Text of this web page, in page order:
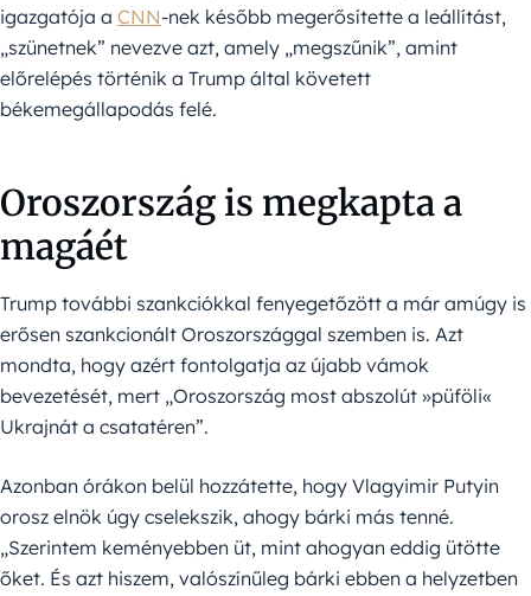
igazgatója a CNN-nek később megerősítette a leállítást,
„szünetnek” nevezve azt, amely „megszűnik”, amint
előrelépés történik a Trump által követett
békemegállapodás felé.
Oroszország is megkapta a
magáét
Trump további szankciókkal fenyegetőzött a már amúgy is
erősen szankcionált Oroszországgal szemben is. Azt
mondta, hogy azért fontolgatja az újabb vámok
bevezetését, mert „Oroszország most abszolút »püföli«
Ukrajnát a csatatéren”.
Azonban órákon belül hozzátette, hogy Vlagyimir Putyin
orosz elnök úgy cselekszik, ahogy bárki más tenné.
„Szerintem keményebben üt, mint ahogyan eddig ütötte
őket. És azt hiszem, valószínűleg bárki ebben a helyzetben